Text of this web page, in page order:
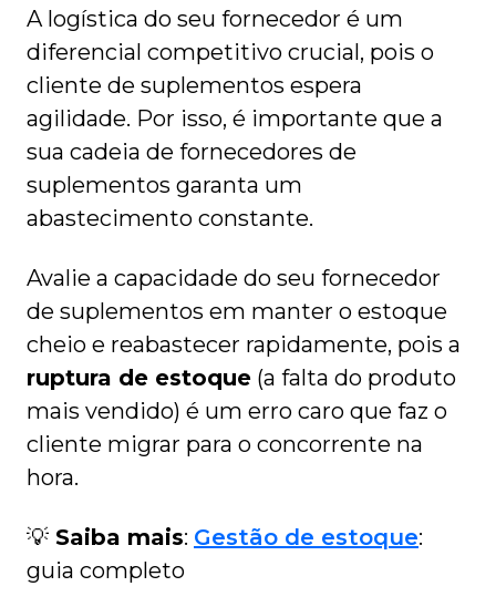
A logística do seu fornecedor é um
diferencial competitivo crucial, pois o
cliente de suplementos espera
agilidade. Por isso, é importante que a
sua cadeia de fornecedores de
suplementos garanta um
abastecimento constante.
Avalie a capacidade do seu fornecedor
de suplementos em manter o estoque
cheio e reabastecer rapidamente, pois a
ruptura de estoque (a falta do produto
mais vendido) é um erro caro que faz o
cliente migrar para o concorrente na
hora.
💡 Saiba mais: Gestão de estoque:
guia completo